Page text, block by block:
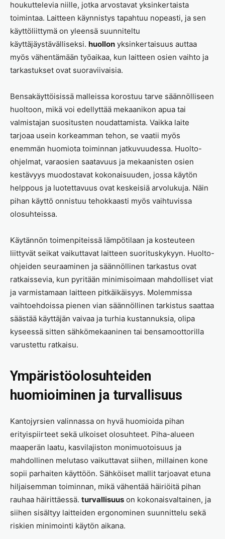
houkuttelevia niille, jotka arvostavat yksinkertaista
toimintaa. Laitteen käynnistys tapahtuu nopeasti, ja sen
käyttöliittymä on yleensä suunniteltu
käyttäjäystävälliseksi. huollon yksinkertaisuus auttaa
myös vähentämään työaikaa, kun laitteen osien vaihto ja
tarkastukset ovat suoraviivaisia.
Bensakäyttöisissä malleissa korostuu tarve säännölliseen
huoltoon, mikä voi edellyttää mekaanikon apua tai
valmistajan suositusten noudattamista. Vaikka laite
tarjoaa usein korkeamman tehon, se vaatii myös
enemmän huomiota toiminnan jatkuvuudessa. Huolto-
ohjelmat, varaosien saatavuus ja mekaanisten osien
kestävyys muodostavat kokonaisuuden, jossa käytön
helppous ja luotettavuus ovat keskeisiä arvolukuja. Näin
pihan käyttö onnistuu tehokkaasti myös vaihtuvissa
olosuhteissa.
Käytännön toimenpiteissä lämpötilaan ja kosteuteen
liittyvät seikat vaikuttavat laitteen suorituskykyyn. Huolto-
ohjeiden seuraaminen ja säännöllinen tarkastus ovat
ratkaissevia, kun pyritään minimisoimaan mahdolliset viat
ja varmistamaan laitteen pitkäikäisyys. Molemmissa
vaihtoehdoissa pienen vian säännöllinen tarkistus saattaa
säästää käyttäjän vaivaa ja turhia kustannuksia, olipa
kyseessä sitten sähkömekaaninen tai bensamoottorilla
varustettu ratkaisu.
Ympäristöolosuhteiden
huomioiminen ja turvallisuus
Kantojyrsien valinnassa on hyvä huomioida pihan
erityispiirteet sekä ulkoiset olosuhteet. Piha-alueen
maaperän laatu, kasvilajiston monimuotoisuus ja
mahdollinen melutaso vaikuttavat siihen, millainen kone
sopii parhaiten käyttöön. Sähköiset mallit tarjoavat etuna
hiljaisemman toiminnan, mikä vähentää häiriöitä pihan
rauhaa häirittäessä. turvallisuus on kokonaisvaltainen, ja
siihen sisältyy laitteiden ergonominen suunnittelu sekä
riskien minimointi käytön aikana.